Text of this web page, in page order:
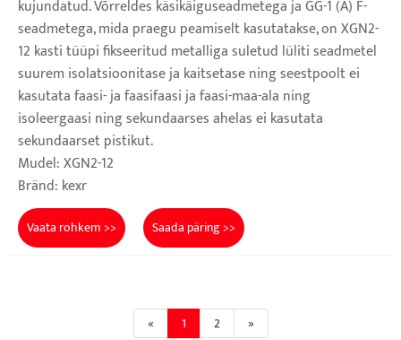
kujundatud. Võrreldes käsikäiguseadmetega ja GG-1 (A) F-
seadmetega, mida praegu peamiselt kasutatakse, on XGN2-
12 kasti tüüpi fikseeritud metalliga suletud lüliti seadmetel
suurem isolatsioonitase ja kaitsetase ning seestpoolt ei
kasutata faasi- ja faasifaasi ja faasi-maa-ala ning
isoleergaasi ning sekundaarses ahelas ei kasutata
sekundaarset pistikut.
Mudel: XGN2-12
Bränd: kexr
Vaata rohkem >> Saada päring >>
« 1 2 »